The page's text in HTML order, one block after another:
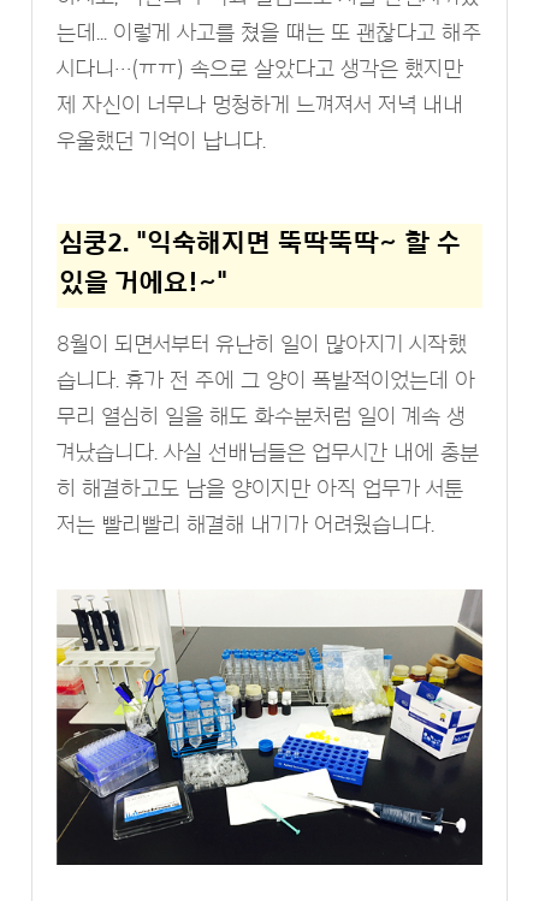
는데... 이렇게 사고를 쳤을 때는 또 괜찮다고 해주
시다니…(ㅠㅠ) 속으로 살았다고 생각은 했지만
제 자신이 너무나 멍청하게 느껴져서 저녁 내내
우울했던 기억이 납니다.
심쿵2. "익숙해지면 뚝딱뚝딱~ 할 수
있을 거에요!~"
8월이 되면서부터 유난히 일이 많아지기 시작했
습니다. 휴가 전 주에 그 양이 폭발적이었는데 아
무리 열심히 일을 해도 화수분처럼 일이 계속 생
겨났습니다. 사실 선배님들은 업무시간 내에 충분
히 해결하고도 남을 양이지만 아직 업무가 서툰
저는 빨리빨리 해결해 내기가 어려웠습니다.